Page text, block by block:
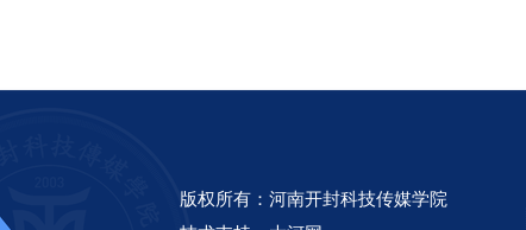
版权所有：河南开封科技传媒学院